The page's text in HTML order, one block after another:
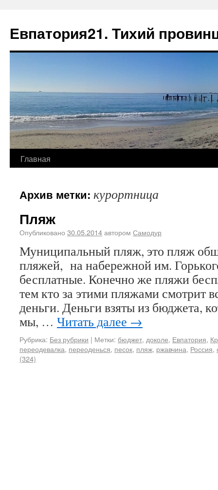
Евпатория21. Тихий
Главная
Архив метки: курортница
Пляж
Опубликовано 30.05.2014автором Самодур
Муниципальный пляж, это пляж
пляжей, на набережной им.
бесплатные. Конечно же пляжи
тем кто за этими пляжами смотрит
деньги. Деньги взяты из бюджета,
мы, … Читать далее →
Рубрика: Без рубрики | Метки: бюджет, доколе, Евпатория,
переодевалка, переоденься, песок, пляж, ржавчина, Россия,
(324)